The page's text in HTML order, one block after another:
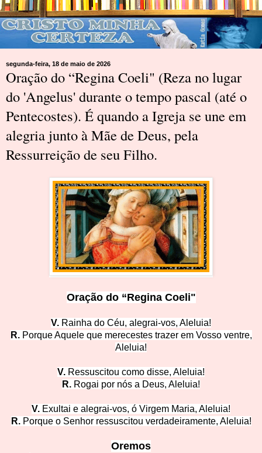
segunda-feira, 18 de maio de 2026
Oração do “Regina Coeli" (Reza no lugar
do 'Angelus' durante o tempo pascal (até o
Pentecostes). É quando a Igreja se une em
alegria junto à Mãe de Deus, pela
Ressurreição de seu Filho.
Oração do “Regina Coeli"
V. Rainha do Céu, alegrai-vos, Aleluia!
R.Porque Aquele que merecestes trazer em Vosso ventre,
Aleluia!
V. Ressuscitou como disse, A leluia!
R. Rogai por nós a Deus, Aleluia!
V. Exultai e alegrai-vos, ó Virgem Maria, Aleluia!
R. Porque o Senhor ressuscitou verdadeiramente, Aleluia!
Oremos